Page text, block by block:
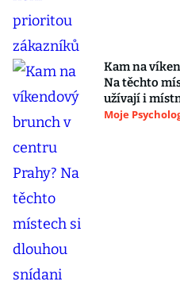
Kam na
Na těchto
užívají i
Moje